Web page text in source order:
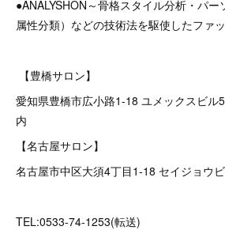
●ANALYSHON～骨格スタイル分析・パ
属性分類）などの技術法を駆使したファ
【豊橋サロン】
愛知県豊橋市広小路1-18 ユメックスビル
内
【名古屋サロン】
名古屋市中区大須4丁目1-18 セイジョウ
TEL:0533-74-1253(転送)